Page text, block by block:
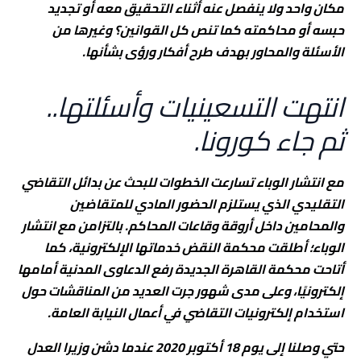
مكان واحد ولا ينفصل عنه أثناء التحقيق معه أو تجديد
حبسه أو محاكمته كما تنص كل القوانين؟ وغيرها من
الأسئلة والمحاور بهدف طرح أفكار ورؤى بشأنها.
انتهت التسعينيات وأسئلتها..
ثم جاء كورونا.
مع انتشار الوباء تسارعت الخطوات للبحث عن بدائل التقاضي
التقليدي الذي يستلزم الحضور المادي للمتقاضين
والمحامين داخل أروقة وقاعات المحاكم. بالتزامن مع انتشار
الوباء؛ أطلقت محكمة النقض خدماتها الإلكترونية، كما
أتاحت محكمة القاهرة الجديدة رفع الدعاوى المدنية أمامها
إلكترونيًا، وعلى مدى شهور جرت العديد من المناقشات حول
استخدام إلكترونيات التقاضي في أعمال النيابة العامة.
حتي وصلنا إلى يوم 18 أكتوبر 2020 عندما دشن وزيرا العدل